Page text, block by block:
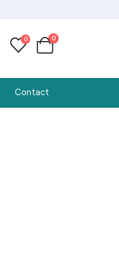
0 0
Contact